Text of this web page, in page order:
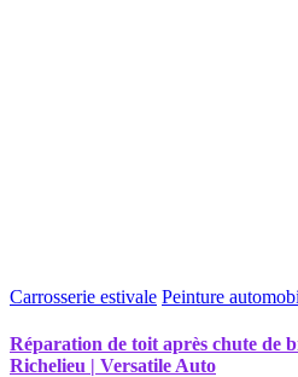
Carrosserie estivale Peinture
Réparation de toit après chute de
Richelieu | Versatile Auto